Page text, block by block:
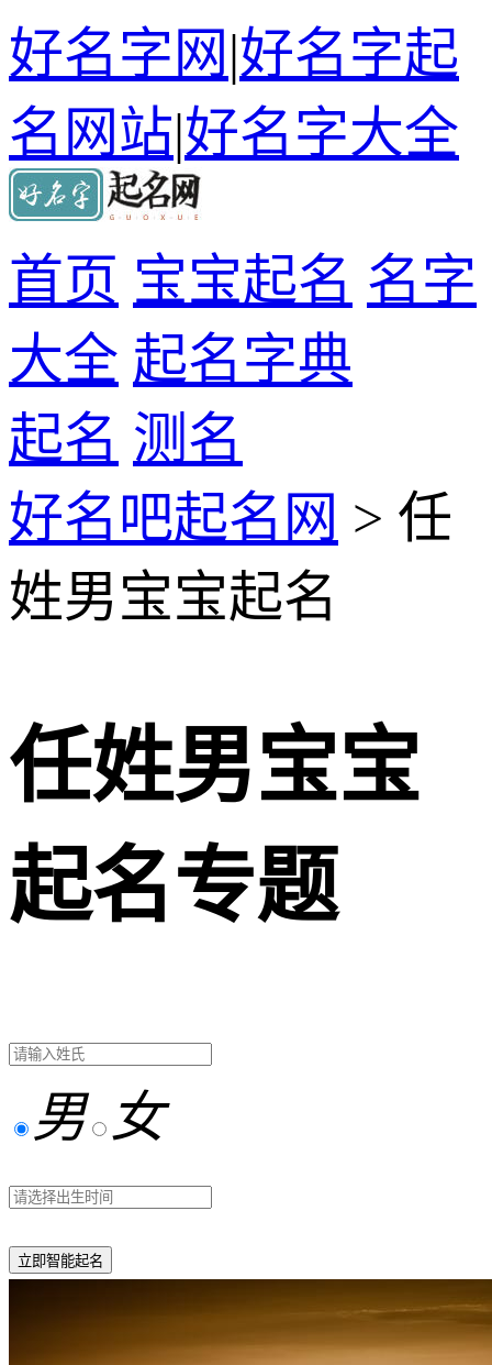
好名字网|好名字起
名网站|好名字大全
首页 宝宝起名 名字
大全 起名字典
起名 测名
好名吧起名网 > 任
姓男宝宝起名
任姓男宝宝
起名专题
男 女
立即智能起名